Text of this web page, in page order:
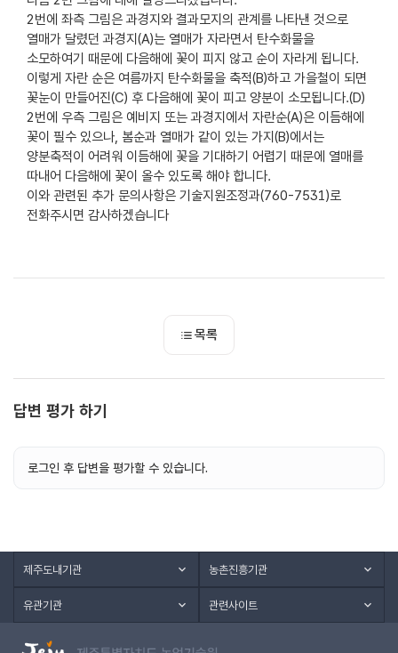
2번에 좌측 그림은 과경지와 결과모지의 관계를 나타낸 것으로
열매가 달렸던 과경지(A)는 열매가 자라면서 탄수화물을
소모하여기 때문에 다음해에 꽃이 피지 않고 순이 자라게 됩니다.
이렇게 자란 순은 여름까지 탄수화물을 축적(B)하고 가을철이 되면
꽃눈이 만들어진(C) 후 다음해에 꽃이 피고 양분이 소모됩니다.(D)
2번에 우측 그림은 예비지 또는 과경지에서 자란순(A)은 이듬해에
꽃이 필수 있으나, 봄순과 열매가 같이 있는 가지(B)에서는
양분축적이 어려워 이듬해에 꽃을 기대하기 어렵기 때문에 열매를
따내어 다음해에 꽃이 올수 있도록 해야 합니다.
이와 관련된 추가 문의사항은 기술지원조정과(760-7531)로
전화주시면 감사하겠습니다
목록
답변 평가 하기
로그인 후 답변을 평가할 수 있습니다.
제주도내기관 농촌진흥기관
유관기관 관련사이트